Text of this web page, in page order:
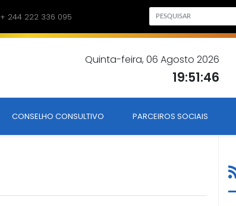
+ 244 222 336 095
Quinta-feira, 06 Agosto 2026
19:51:47
CONSELHO CONSULTIVO PARCEIROS SOCIAIS